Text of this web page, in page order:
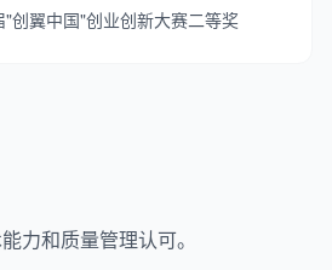
"创翼中国"创业创新大赛二等奖
力和质量管理认可。